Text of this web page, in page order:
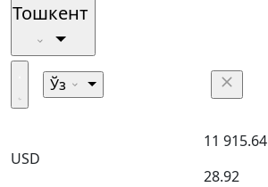
Тошкент
Ўз
USD
11 915.64
28.92